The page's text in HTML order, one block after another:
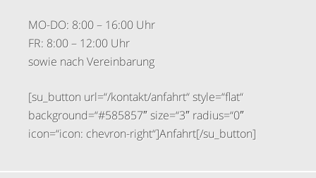
MO-DO: 8:00 – 16:00 Uhr
FR: 8:00 – 12:00 Uhr
sowie nach Vereinbarung
[su_button url=“/kontakt/anfahrt“ style=“flat“
background=“#585857″ size=“3″ radius=“0″
icon=“icon: chevron-right“]Anfahrt[/su_button]